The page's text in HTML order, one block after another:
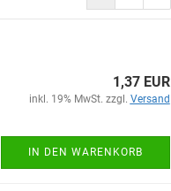
1,37 EUR
inkl. 19% MwSt. zzgl. Versand
IN DEN WARENKORB